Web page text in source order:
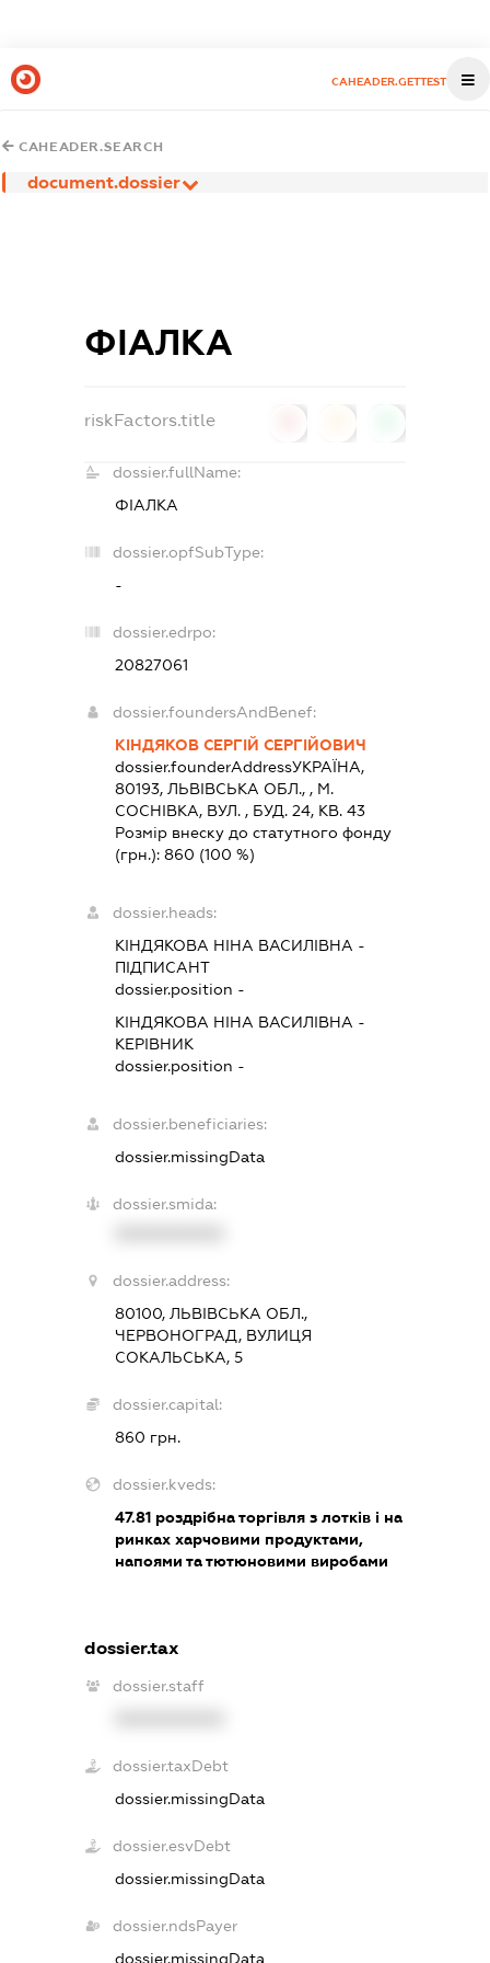
CAHEADER.GETTEST
CAHEADER.SEARCH
document.dossier
ФІАЛКА
riskFactors.title
dossier.fullName:
ФІАЛКА
dossier.opfSubType:
-
dossier.edrpo:
20827061
dossier.foundersAndBenef:
КІНДЯКОВ СЕРГІЙ СЕРГІЙОВИЧ
dossier.founderAddressУКРАЇНА,
80193, ЛЬВIВСЬКА ОБЛ., , М.
СОСНІВКА, ВУЛ. , БУД. 24, КВ. 43
Розмір внеску до статутного фонду
(грн.):860 (100 %)
dossier.heads:
КІНДЯКОВА НІНА ВАСИЛІВНА -
ПІДПИСАНТ
dossier.position -
КІНДЯКОВА НІНА ВАСИЛІВНА -
КЕРІВНИК
dossier.position -
dossier.beneficiaries:
dossier.missingData
dossier.smida:
dossier.address:
80100, ЛЬВІВСЬКА ОБЛ.,
ЧЕРВОНОГРАД, ВУЛИЦЯ
СОКАЛЬСЬКА, 5
dossier.capital:
860 грн.
dossier.kveds:
47.81 роздрібна торгівля з лотків і на
ринках харчовими продуктами,
напоями та тютюновими виробами
dossier.tax
dossier.staff
dossier.taxDebt
dossier.missingData
dossier.esvDebt
dossier.missingData
dossier.ndsPayer
dossier.missingData